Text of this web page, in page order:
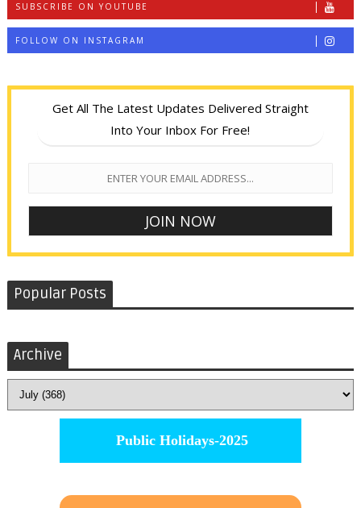
SUBSCRIBE ON YOUTUBE
FOLLOW ON INSTAGRAM
Get All The Latest Updates Delivered Straight
Into Your Inbox For Free!
Popular Posts
Archive
Public Holidays-2025